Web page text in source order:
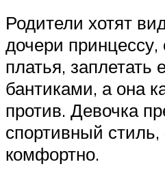
Родители хотят
дочери принцессу,
платья, заплетать
бантиками, а она
против. Девочка
спортивный стиль,
комфортно.